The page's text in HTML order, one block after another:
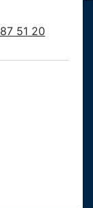
51 20